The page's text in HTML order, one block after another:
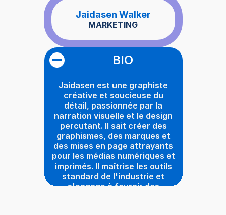
Jaidasen Walker
MARKETING
BIO
Jaidasen est une graphiste
créative et soucieuse du
détail, passionnée par la
narration visuelle et le design
percutant. Il sait créer des
graphismes, des marques et
des mises en page attrayants
pour les médias numériques et
imprimés. Il maîtrise les outils
standard de l'industrie et
s'engage à fournir des